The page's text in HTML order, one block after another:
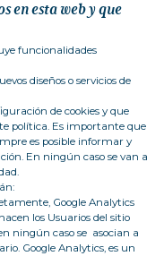
en esta web y que
funcionalidades
diseños o servicios de
de cookies y que
política. Es importante que
es posible informar y
En ningún caso se van a
Google Analytics
los Usuarios del sitio
ningún caso se asocian a
Google Analytics, es un